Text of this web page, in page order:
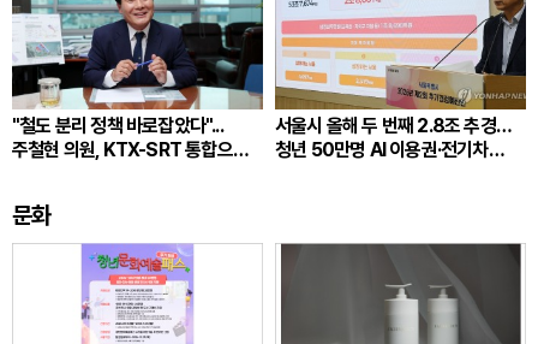
"철도 분리 정책 바로잡았다"...
주철현 의원, KTX-SRT 통합으로
서울시 올해 두 번째 2.8조 추경…
청년 50만명 AI 이용권·전기차
문화